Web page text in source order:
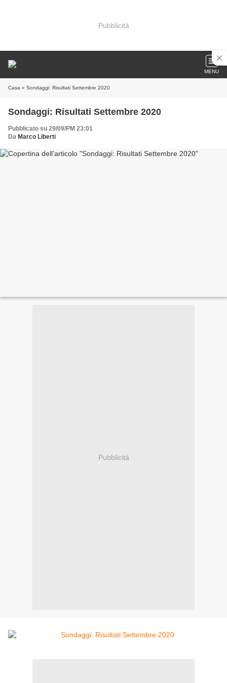
Pubblicità
MENU
Casa » Sondaggi: Risultati Settembre 2020
Sondaggi: Risultati Settembre 2020
Pubblicato su 29/09/PM 23:01
Da Marco Liberti
Pubblicità